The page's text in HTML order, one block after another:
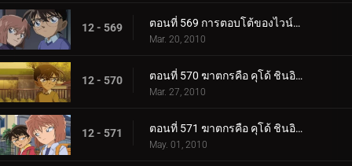
12 - 569 ตอนที่ 569 การตอบโต้ของไวน์แดง
Mar. 20, 2010
12 - 570 ตอนที่ 570 ฆาตกรคือ คุโด้ ชินอิจิ (ตอนพิเศษ 1)
Mar. 27, 2010
12 - 571 ตอนที่ 571 ฆาตกรคือ คุโด้ ชินอิจิ (ตอนพิเศษ 2)
May. 01, 2010